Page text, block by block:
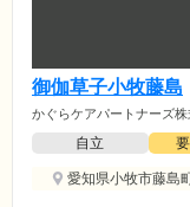
御伽草子小牧藤島
かぐらケアパートナーズ株
自立
愛知県小牧市藤島